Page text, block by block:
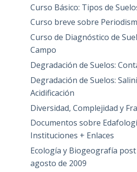
Curso Básico: Tipos de
Curso breve sobre
Curso de Diagnóstico de
Campo
Degradación de Suelos:
Degradación de Suelos:
Acidificación
Diversidad, Complejidad y
Documentos sobre
Instituciones + Enlaces
Ecología y Biogeografía
agosto de 2009